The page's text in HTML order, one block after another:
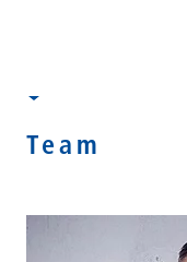
Team